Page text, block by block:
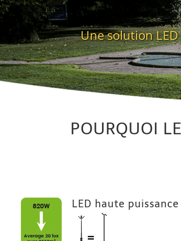
Une solution
POURQUOI
LED haute puissance